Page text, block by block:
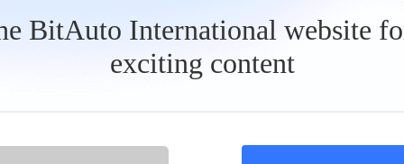
BitAuto International website
exciting content